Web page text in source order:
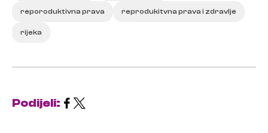
reporoduktivna prava reprodukitvna prava i zdravlje
rijeka
Podijeli: